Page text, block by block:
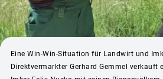
Eine Win-Win-Situation für Landwirt und
Direktvermarkter Gerhard Gemmel verkauft